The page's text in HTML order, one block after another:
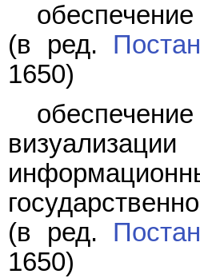
(в ред.
1650)
(в ред.
1650)